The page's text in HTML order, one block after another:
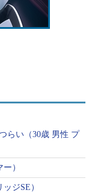
らい（30歳 男性 プ
）
ジSE）